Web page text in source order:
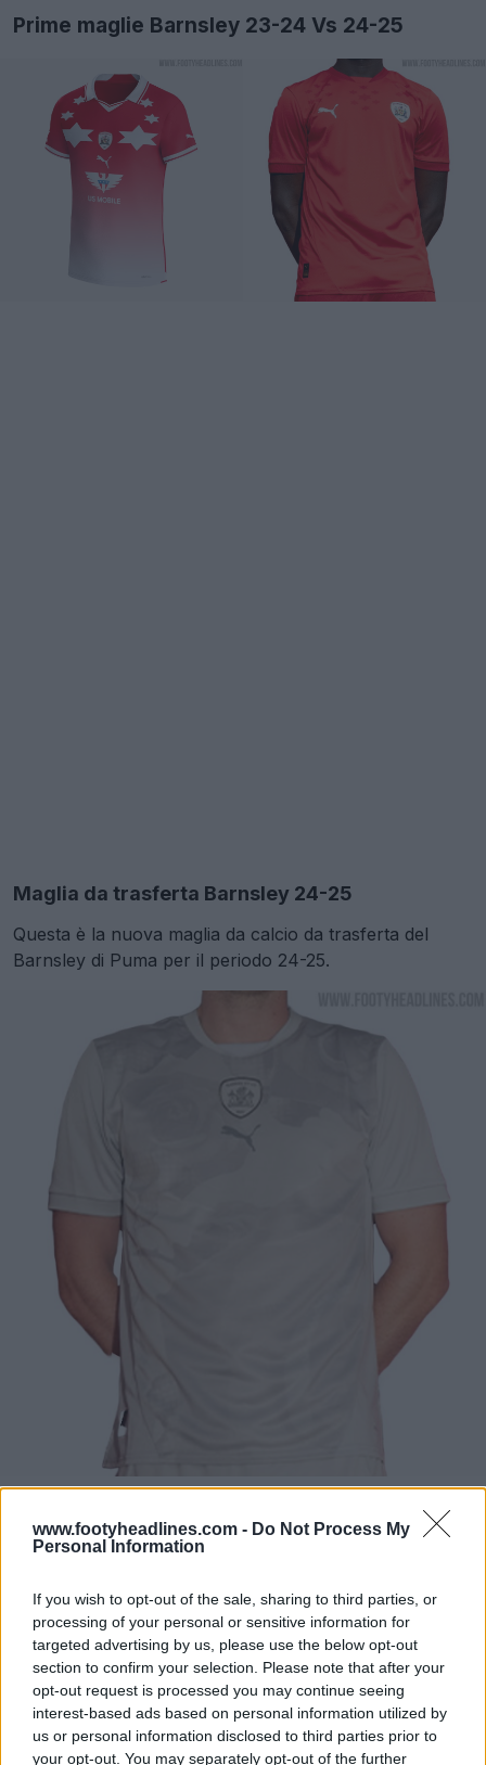
www.footyheadlines.com - Do Not Process My
Personal Information
If you wish to opt-out of the sale, sharing to third parties, or
processing of your personal or sensitive information for
targeted advertising by us, please use the below opt-out
section to confirm your selection. Please note that after your
opt-out request is processed you may continue seeing
interest-based ads based on personal information utilized by
us or personal information disclosed to third parties prior to
your opt-out. You may separately opt-out of the further
Prime maglie Barnsley 23-24 Vs 24-25
Maglia da trasferta Barnsley 24-25
Questa è la nuova maglia da calcio da trasferta del
Barnsley di Puma per il periodo 24-25.